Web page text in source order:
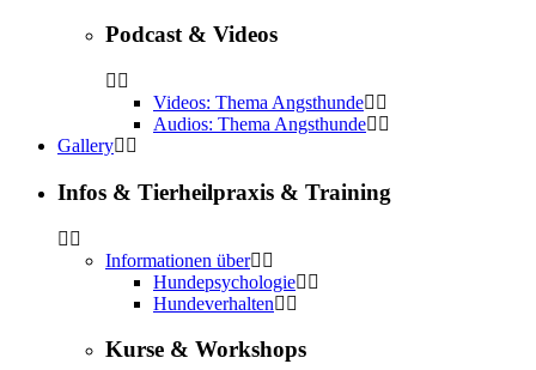
Podcast & Videos
Videos: Thema Angsthunde
Audios: Thema Angsthunde
Gallery
Infos & Tierheilpraxis & Training
Informationen über
Hundepsychologie
Hundeverhalten
Kurse & Workshops